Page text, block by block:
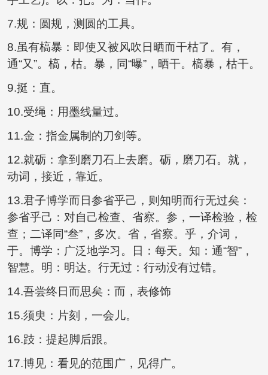
7.规：圆规，测圆的工具。
8.虽有槁暴：即使又被风吹日晒而干枯了。有，
通“又”。槁，枯。暴，同“曝”，晒干。槁暴，枯干。
9.挺：直。
10.受绳：用墨线量过。
11.金：指金属制的刀剑等。
12.就砺：拿到磨刀石上去磨。砺，磨刀石。就，
动词，接近，靠近。
13.君子博学而日参省乎己，则知明而行无过矣：
参省乎己：对自己检查、省察。参，一译检验，检
查；二译同“叁”，多次。省，省察。乎，介词，
于。博学：广泛地学习。日：每天。知：通“智”，
智慧。明：明达。行无过：行动没有过错。
14.吾尝终日而思矣：而，表修饰
15.须臾：片刻，一会儿。
16.跂：提起脚后跟。
17.博见：看见的范围广，见得广。